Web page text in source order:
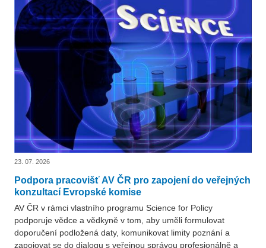
23. 07. 2026
Podpora pracovišť AV ČR pro zapojení do veřejných
konzultací Evropské komise
AV ČR v rámci vlastního programu Science for Policy
podporuje vědce a vědkyně v tom, aby uměli formulovat
doporučení podložená daty, komunikovat limity poznání a
zapojovat se do dialogu s veřejnou správou profesionálně a